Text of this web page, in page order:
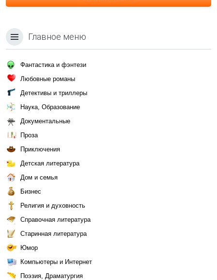
Главное меню
Фантастика и фэнтези
Любовные романы
Детективы и триллеры
Наука, Образование
Документальные
Проза
Приключения
Детская литература
Дом и семья
Бизнес
Религия и духовность
Справочная литература
Старинная литература
Юмор
Компьютеры и Интернет
Поэзия, Драматургия